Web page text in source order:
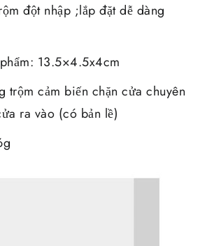
đột nhập ;lắp đặt dễ dàng
13.5×4.5x4cm
trộm cảm biến chặn cửa chuyên
ra vào (có bản lề)